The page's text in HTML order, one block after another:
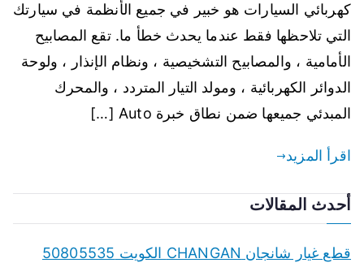
كهربائي السيارات هو خبير في جميع الأنظمة في سيارتك
التي تلاحظها فقط عندما يحدث خطأ ما. تقع المصابيح
الأمامية ، والمصابيح التشخيصية ، ونظام الإنذار ، ولوحة
الدوائر الكهربائية ، ومولد التيار المتردد ، والمحرك
المبدئي جميعها ضمن نطاق خبرة Auto […]
اقرأ المزيد
أحدث المقالات
قطع غيار شانجان CHANGAN الكويت 50805535